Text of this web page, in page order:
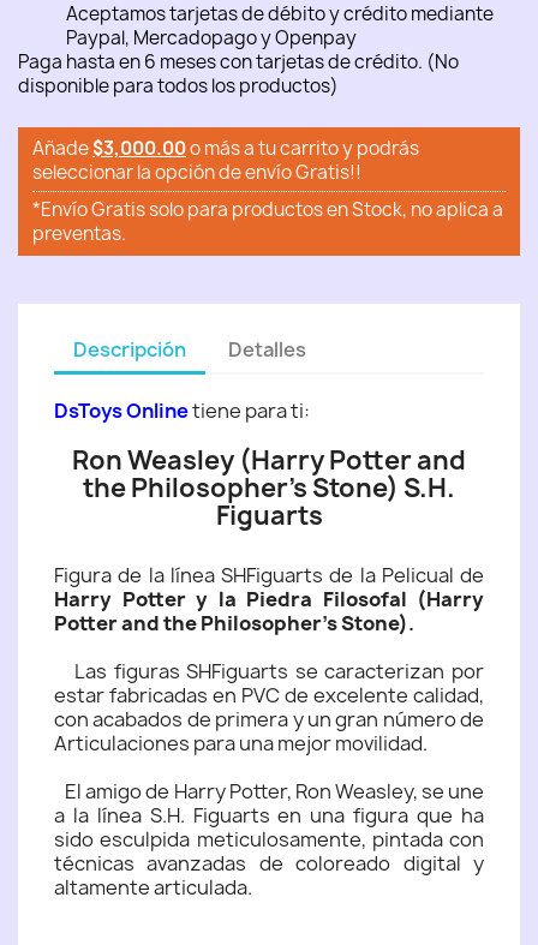
Aceptamos tarjetas de débito y crédito mediante
Paypal, Mercadopago y Openpay
Paga hasta en 6 meses con tarjetas de crédito. (No
disponible para todos los productos)
Añade$3,000.00o más a tu carrito y podrás
seleccionar la opción de envío Gratis!!
*Envío Gratis solo para productos en Stock, no aplica a
preventas.
Descripción Detalles
DsToys Onlinetiene para ti:
Ron Weasley (Harry Potter and
the Philosopher's Stone) S.H.
Figuarts
Figura de la línea SHFiguarts de la Pelicual de
Harry Potter y la Piedra Filosofal (Harry
Potter and the Philosopher's Stone).
Las figuras SHFiguarts se caracterizan por
estar fabricadas en PVC de excelente calidad,
con acabados de primera y un gran número de
Articulaciones para una mejor movilidad.
El amigo de Harry Potter, Ron Weasley, se une
a la línea S.H. Figuarts en una figura que ha
sido esculpida meticulosamente, pintada con
técnicas avanzadas de coloreado digital y
altamente articulada.